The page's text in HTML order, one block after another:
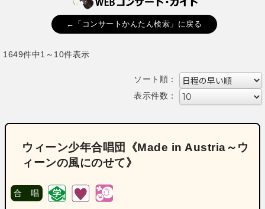
←「コンサートかんたん検索」に戻る
1649件中1～10件表示
ソート順：
表示件数：
ウィーン少年合唱団《Made in Austria～ウ
ィーンの風にのせて》
合 唱